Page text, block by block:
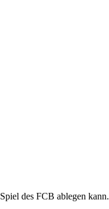
des FCB ablegen kann.